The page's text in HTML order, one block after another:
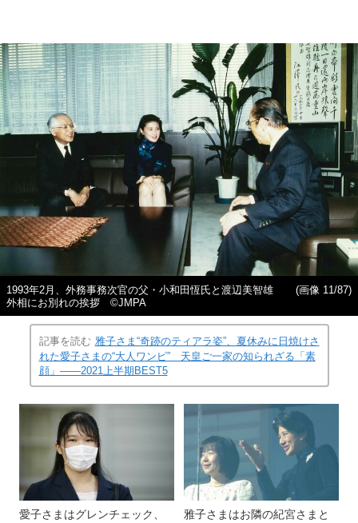
1993年2月、外務事務次官の父・小和田恆氏と渡辺美智雄
外相にお別れの挨拶 ©JMPA
(画像 11/87)
記事を読む 雅子さま“奇跡のティアラ姿”、夏休みに日焼けさ
れた愛子さまの“大人ワンピ” 天皇ご一家の知られざる「素
顔」――2021上半期BEST5
愛子さまはグレンチェック、
雅子さまはお隣の紀宮さまと